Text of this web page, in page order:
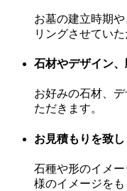
お墓の建立時期
リングさせていた
石材やデザイン
お好みの石材、
ただきます。
お見積もりを致
石種や形のイメ
様のイメージをも